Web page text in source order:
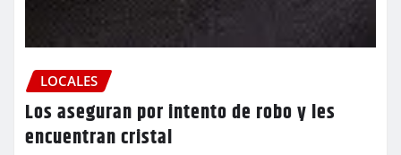
LOCALES
Los aseguran por intento de robo y les
encuentran cristal